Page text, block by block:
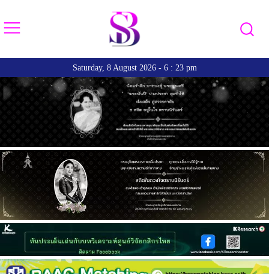
Saturday, 8 August 2026 - 6 : 23 pm